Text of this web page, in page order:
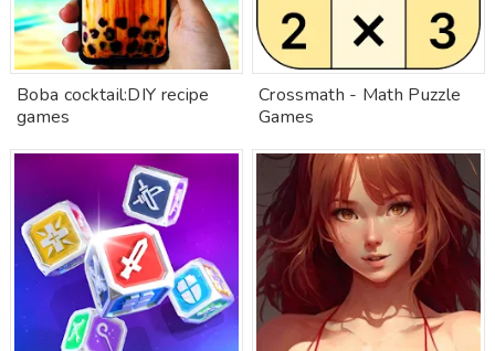
Boba cocktail:DIY recipe
games
Crossmath - Math Puzzle
Games